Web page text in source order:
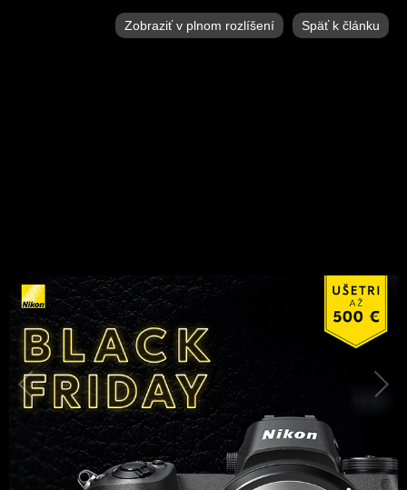
Zobraziť v plnom rozlíšení Späť k článku